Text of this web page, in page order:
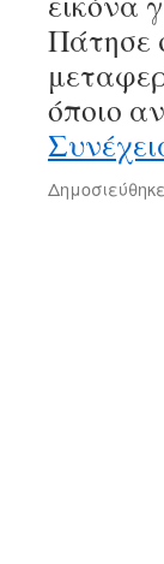
Πάτησε
όποιο